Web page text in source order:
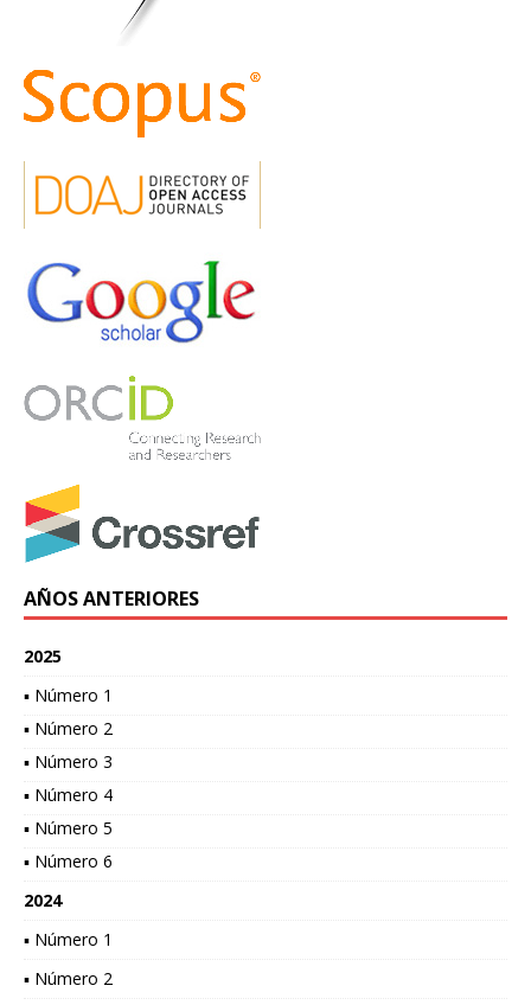
AÑOS ANTERIORES
2025
▪ Número 1
▪ Número 2
▪ Número 3
▪ Número 4
▪ Número 5
▪ Número 6
2024
▪ Número 1
▪ Número 2